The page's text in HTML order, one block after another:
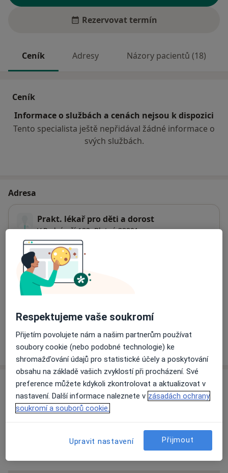
Rezervovat termín
Ceník Adresy Názory pacientů (18)
Ceník
Informace o službách a cenách nejsou k dispozici
Tento specialista ještě nepřidával žádné informace o
svých službách.
Adresa
Prakt. lékař pro děti a dorost
V Podzámčí 182, Blatná38801
Dostupnost
Na této adrese online kalendář není aktivní
Víceo adrese
Názory
Přidejte svůj názor
Respektujeme vaše soukromí
Přijetím povolujete nám a našim partnerům používat
soubory cookie (nebo podobné technologie) ke
shromažďování údajů pro statistické účely a poskytování
obsahu na základě vašich zvyklostí při procházení. Své
preference můžete kdykoli zkontrolovat a aktualizovat v
nastavení. Další informace naleznete v zásadách ochrany
soukromí a souborů cookie.
Upravit nastavení Přijmout